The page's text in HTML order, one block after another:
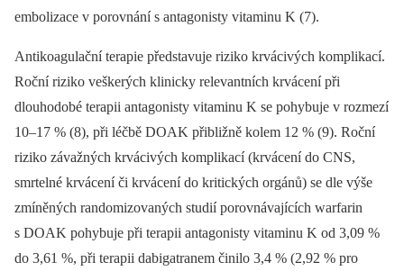
embolizace v porovnání s antagonisty vitaminu K (7).
Antikoagulační terapie představuje riziko krvácivých komplikací.
Roční riziko veškerých klinicky relevantních krvácení při
dlouhodobé terapii antagonisty vitaminu K se pohybuje v rozmezí
10–17 % (8), při léčbě DOAK přibližně kolem 12 % (9). Roční
riziko závažných krvácivých komplikací (krvácení do CNS,
smrtelné krvácení či krvácení do kritických orgánů) se dle výše
zmíněných randomizovaných studií porovnávajících warfarin
s DOAK pohybuje při terapii antagonisty vitaminu K od 3,09 %
do 3,61 %, při terapii dabigatranem činilo 3,4 % (2,92 % pro